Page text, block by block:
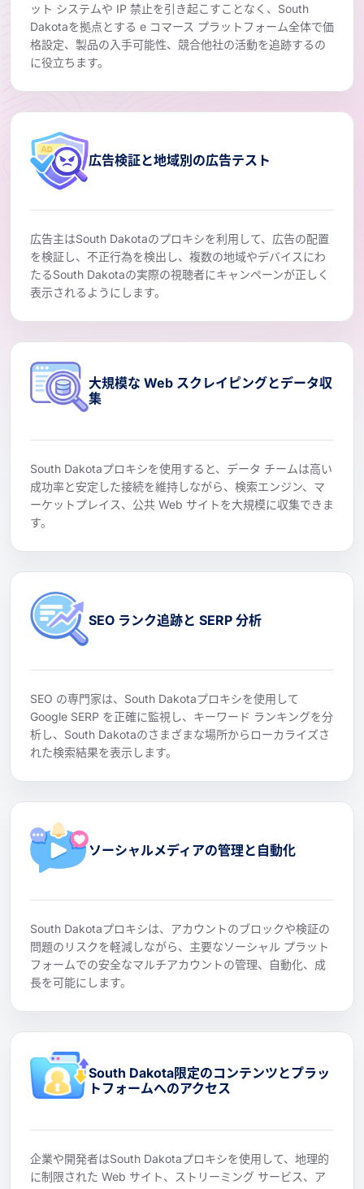
ット システムや IP 禁止を引き起こすことなく、South
Dakotaを拠点とする e コマース プラットフォーム全体で価
格設定、製品の入手可能性、競合他社の活動を追跡するの
に役立ちます。
広告検証と地域別の広告テスト
広告主はSouth Dakotaのプロキシを利用して、広告の配置
を検証し、不正行為を検出し、複数の地域やデバイスにわ
たるSouth Dakotaの実際の視聴者にキャンペーンが正しく
表示されるようにします。
大規模な Web スクレイピングとデータ収
集
South Dakotaプロキシを使用すると、データ チームは高い
成功率と安定した接続を維持しながら、検索エンジン、マ
ーケットプレイス、公共 Web サイトを大規模に収集できま
す。
SEO ランク追跡と SERP 分析
SEO の専門家は、South Dakotaプロキシを使用して
Google SERP を正確に監視し、キーワード ランキングを分
析し、South Dakotaのさまざまな場所からローカライズさ
れた検索結果を表示します。
ソーシャルメディアの管理と自動化
South Dakotaプロキシは、アカウントのブロックや検証の
問題のリスクを軽減しながら、主要なソーシャル プラット
フォームでの安全なマルチアカウントの管理、自動化、成
長を可能にします。
South Dakota限定のコンテンツとプラッ
トフォームへのアクセス
企業や開発者はSouth Dakotaプロキシを使用して、地理的
に制限された Web サイト、ストリーミング サービス、ア